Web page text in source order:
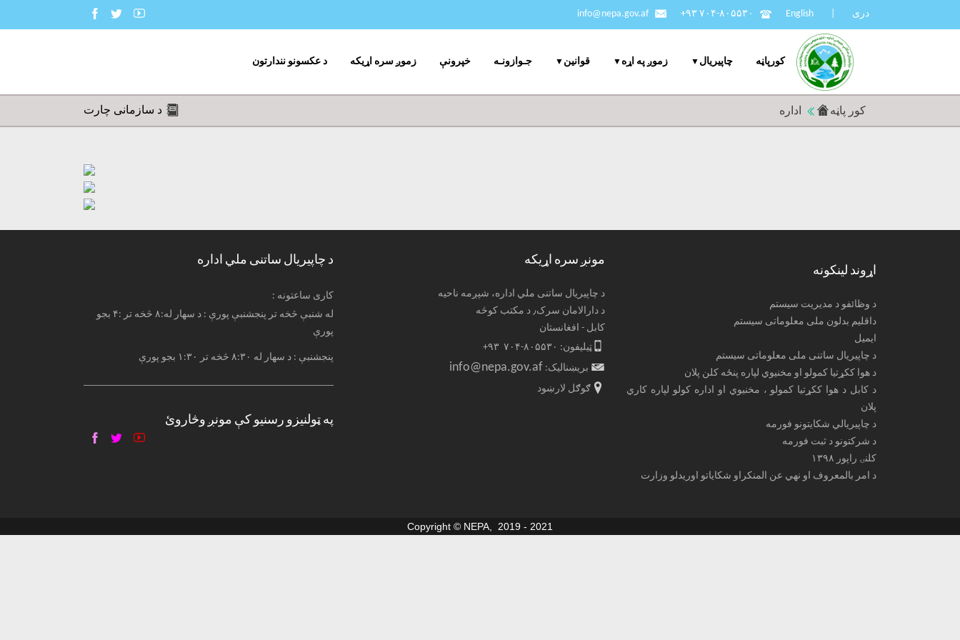
info@nepa.gov.af +۹۳ ۷۰۴-۸۰۵۵۳۰ English دری
د عکسونو نندارتون زموږ سره اړیکه خپرونې جـوازونـه قوانین زموږ په اړه چاپيریال کورپاڼه
کور پاڼه
د چاپیریال ساتنی ملي اداره
: کاری ساعتونه
له شنبې څخه تر پنجشنبې پورې : د سهار له:۸ څخه تر :۴ بجو
پورې
پنجشنبې : د سهار له ۸:۳۰ څخه تر ۱:۳۰ بجو پورې
په ټولنیزو رسنیو کې مونږ وڅاروئ
مونږ سره اړیکه
د چاپیریال ساتنی ملي اداره، شپږمه ناحیه
د دارالامان سرک٫ د مکتب کوڅه
کابل - افغانستان
ټیلیفون: ۸۰۵۵۳۰-۷۰۴ ۹۳+
بریښنالیک: info@nepa.gov.af
ګوګل لارښود
اړوند لینکونه
د وظائفو د مدیریت سیستم
داقلیم بدلون ملی معلوماتی سیستم
ایمیل
د چاپیریال ساتنی ملی معلوماتی سیستم
د هوا ککړتیا کمولو او مخنیوي لپاره پنځه کلن پلان
د کابل د هوا ککړتیا کمولو ، مخنیوي او اداره کولو لپاره کاري
پلان
د چاپیریالي شکایتونو فورمه
د شرکتونو د ثبت فورمه
کلنۍ راپور ۱۳۹۸
د امر بالمعروف او نهي عن المنکراو شکایاتو اوریدلو وزارت
Copyright © NEPA, 2019 - 2021